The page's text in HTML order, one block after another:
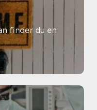
finder du en